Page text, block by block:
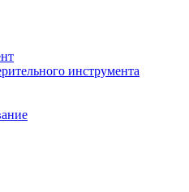
инструмента